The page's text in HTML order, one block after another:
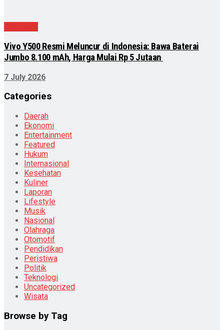
‎Vivo Y500 Resmi Meluncur di Indonesia: Bawa Baterai
Jumbo 8.100 mAh, Harga Mulai Rp 5 Jutaan ‎
7 July 2026
Categories
Daerah
Ekonomi
Entertainment
Featured
Hukum
Internasional
Kesehatan
Kuliner
Laporan
Lifestyle
Musik
Nasional
Olahraga
Otomotif
Pendidikan
Peristiwa
Politik
Teknologi
Uncategorized
Wisata
Browse by Tag